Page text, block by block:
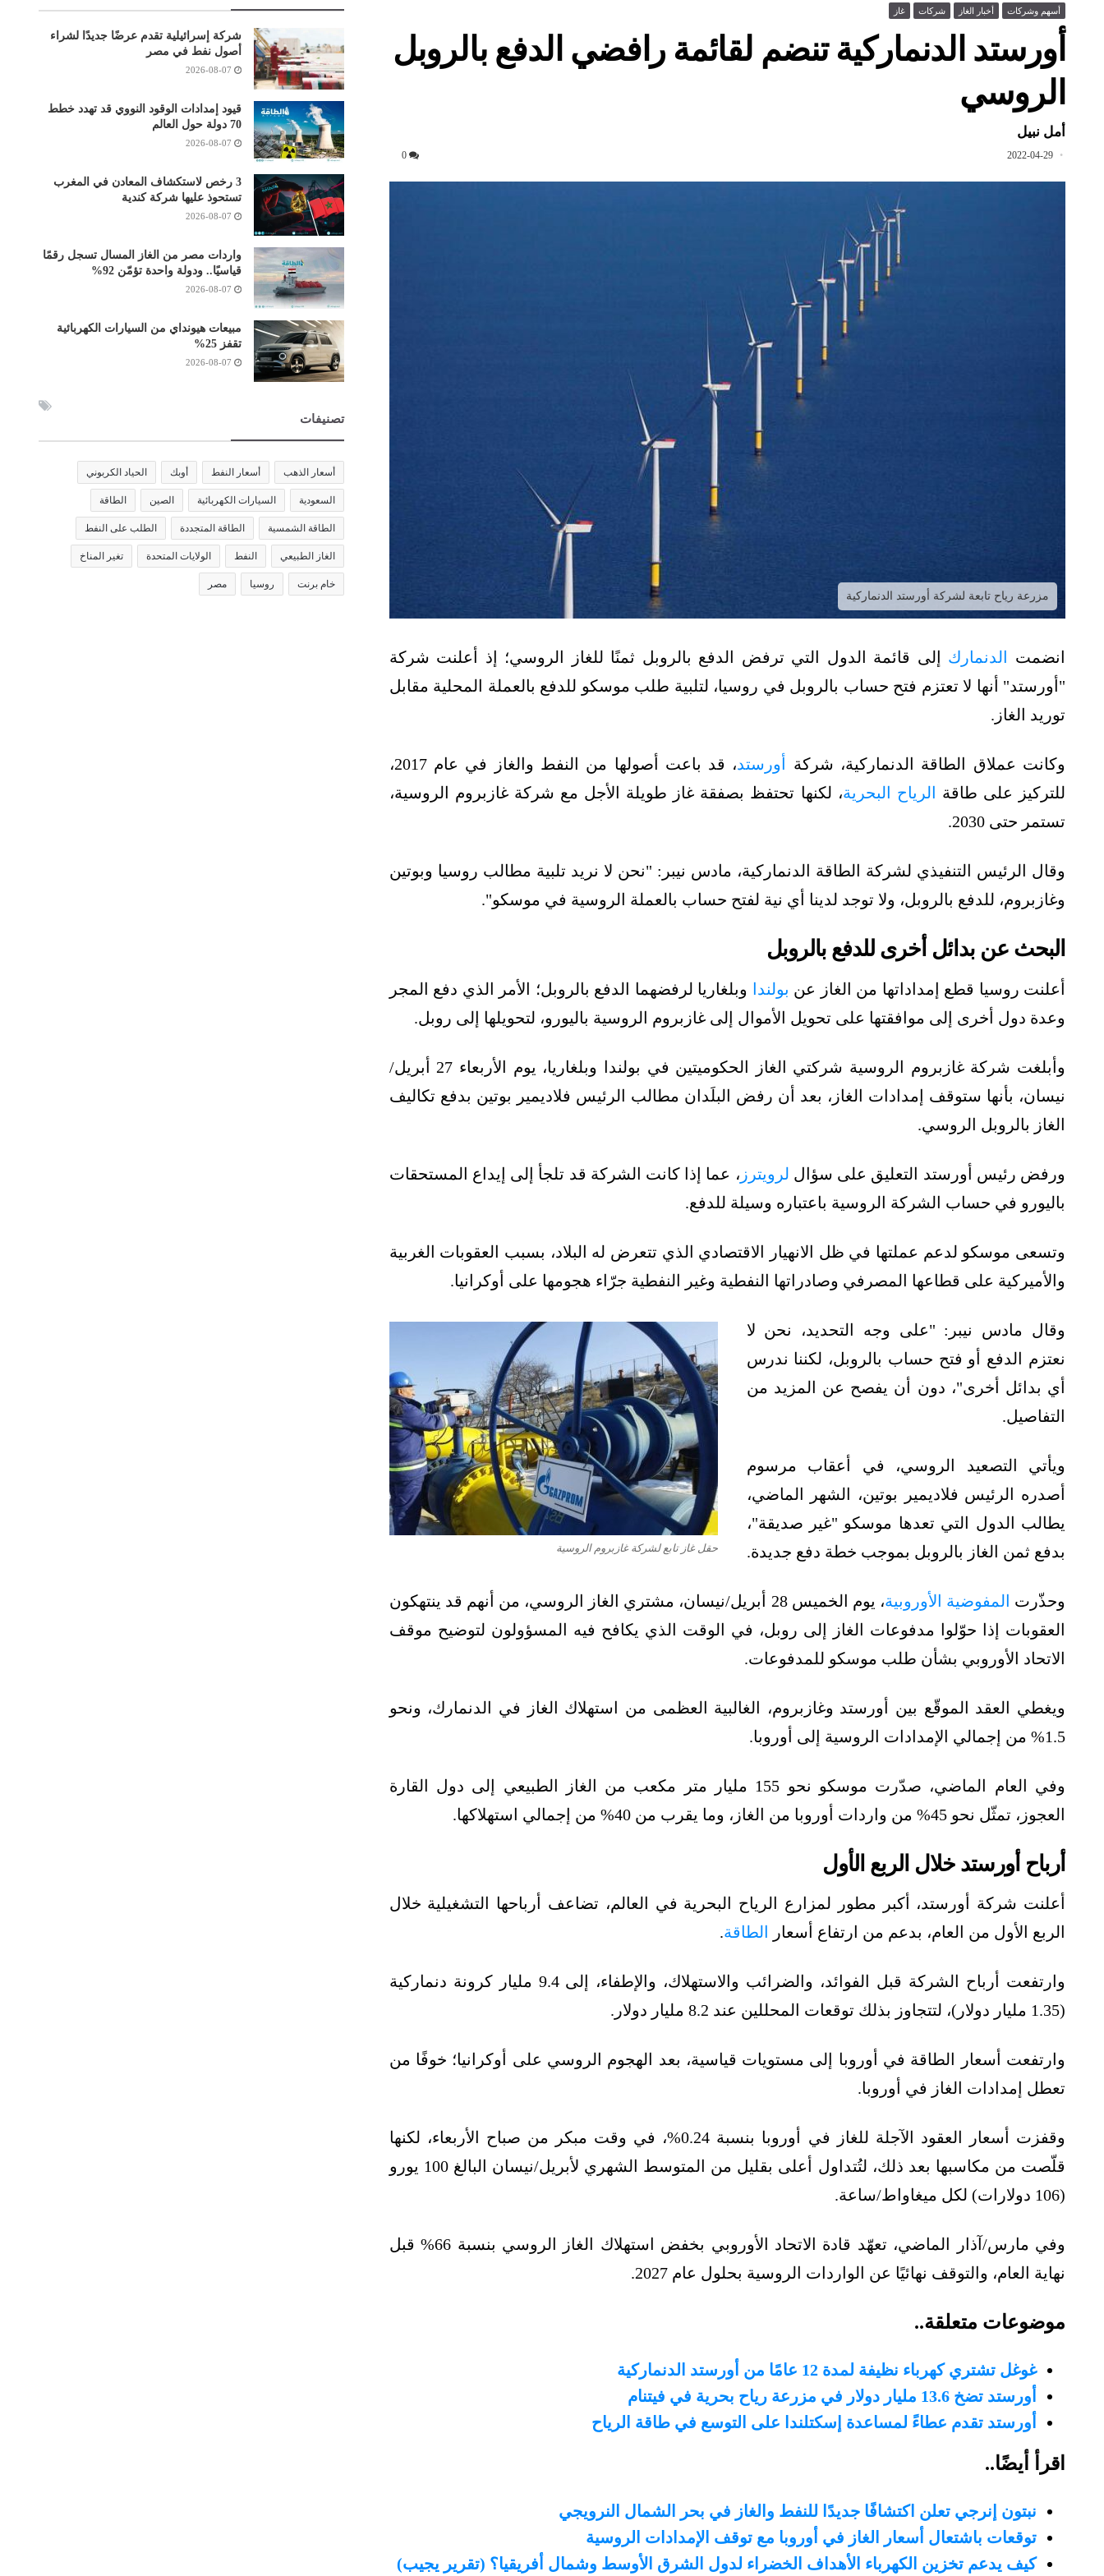
أسهم وشركات أخبار الغاز شركات غاز
أورستد الدنماركية تنضم لقائمة رافضي الدفع بالروبل
الروسي
أمل نبيل
2022-04-29
0
مزرعة رياح تابعة لشركة أورستد الدنماركية
انضمت الدنمارك إلى قائمة الدول التي ترفض الدفع بالروبل ثمنًا للغاز الروسي؛ إذ أعلنت شركة
"أورستد" أنها لا تعتزم فتح حساب بالروبل في روسيا، لتلبية طلب موسكو للدفع بالعملة المحلية مقابل
توريد الغاز.
وكانت عملاق الطاقة الدنماركية، شركة أورستد
، قد باعت أصولها من النفط والغاز في عام 2017،
للتركيز على طاقة
الرياح البحرية، لكنها تحتفظ بصفقة غاز طويلة الأجل مع شركة غازبروم الروسية،
تستمر حتى 2030.
وقال الرئيس التنفيذي لشركة الطاقة الدنماركية، مادس نيبر: "نحن لا نريد تلبية مطالب روسيا وبوتين
وغازبروم، للدفع بالروبل، ولا توجد لدينا أي نية لفتح حساب بالعملة الروسية في موسكو".
البحث عن بدائل أخرى للدفع بالروبل
أعلنت روسيا قطع إمداداتها من الغاز عن بولندا
وبلغاريا لرفضهما الدفع بالروبل؛ الأمر الذي دفع المجر
وعدة دول أخرى إلى موافقتها على تحويل الأموال إلى غازبروم الروسية باليورو، لتحويلها إلى روبل.
وأبلغت شركة غازبروم الروسية شركتي الغاز الحكوميتين في بولندا وبلغاريا، يوم الأربعاء 27 أبريل/
نيسان، بأنها ستوقف إمدادات الغاز، بعد أن رفض البلَدان مطالب الرئيس فلاديمير بوتين بدفع تكاليف
الغاز بالروبل الروسي.
ورفض رئيس أورستد التعليق على سؤال لرويترز ، عما إذا كانت الشركة قد تلجأ إلى إيداع المستحقات
باليورو في حساب الشركة الروسية باعتباره وسيلة للدفع.
وتسعى موسكو لدعم عملتها في ظل الانهيار الاقتصادي الذي تتعرض له البلاد، بسبب العقوبات الغربية
والأميركية على قطاعها المصرفي وصادراتها النفطية وغير النفطية جرّاء هجومها على أوكرانيا.
حقل غاز تابع لشركة غازبروم الروسية
وقال مادس نيبر: "على وجه التحديد، نحن لا
نعتزم الدفع أو فتح حساب بالروبل، لكننا ندرس
أي بدائل أخرى"، دون أن يفصح عن المزيد من
التفاصيل.
ويأتي التصعيد الروسي، في أعقاب مرسوم
أصدره الرئيس فلاديمير بوتين، الشهر الماضي،
يطالب الدول التي تعدها موسكو "غير صديقة"،
بدفع ثمن الغاز بالروبل بموجب خطة دفع جديدة.
وحذّرت المفوضية الأوروبية
، يوم الخميس 28 أبريل/نيسان، مشتري الغاز الروسي، من أنهم قد ينتهكون
العقوبات إذا حوّلوا مدفوعات الغاز إلى روبل، في الوقت الذي يكافح فيه المسؤولون لتوضيح موقف
الاتحاد الأوروبي بشأن طلب موسكو للمدفوعات.
ويغطي العقد الموقّع بين أورستد وغازبروم، الغالبية العظمى من استهلاك الغاز في الدنمارك، ونحو
1.5% من إجمالي الإمدادات الروسية إلى أوروبا.
وفي العام الماضي، صدّرت موسكو نحو 155 مليار متر مكعب من الغاز الطبيعي إلى دول القارة
العجوز، تمثّل نحو 45% من واردات أوروبا من الغاز، وما يقرب من 40% من إجمالي استهلاكها.
أرباح أورستد خلال الربع الأول
أعلنت شركة أورستد، أكبر مطور لمزارع الرياح البحرية في العالم، تضاعف أرباحها التشغيلية خلال
الربع الأول من العام، بدعم من ارتفاع أسعار
الطاقة.
وارتفعت أرباح الشركة قبل الفوائد، والضرائب والاستهلاك، والإطفاء، إلى 9.4 مليار كرونة دنماركية
(1.35 مليار دولار)، لتتجاوز بذلك توقعات المحللين عند 8.2 مليار دولار.
وارتفعت أسعار الطاقة في أوروبا إلى مستويات قياسية، بعد الهجوم الروسي على أوكرانيا؛ خوفًا من
تعطل إمدادات الغاز في أوروبا.
وقفزت أسعار العقود الآجلة للغاز في أوروبا بنسبة 0.24%، في وقت مبكر من صباح الأربعاء، لكنها
قلّصت من مكاسبها بعد ذلك، لتُتداول أعلى بقليل من المتوسط الشهري لأبريل/نيسان البالغ 100 يورو
(106 دولارات) لكل ميغاواط/ساعة.
وفي مارس/آذار الماضي، تعهّد قادة الاتحاد الأوروبي بخفض استهلاك الغاز الروسي بنسبة 66% قبل
نهاية العام، والتوقف نهائيًا عن الواردات الروسية بحلول عام 2027.
موضوعات متعلقة..
غوغل تشتري كهرباء نظيفة لمدة 12 عامًا من أورستد الدنماركية
أورستد تضخ 13.6 مليار دولار في مزرعة رياح بحرية في فيتنام
أورستد تقدم عطاءً لمساعدة إسكتلندا على التوسع في طاقة الرياح
اقرأ أيضًا..
نبتون إنرجي تعلن اكتشافًا جديدًا للنفط والغاز في بحر الشمال النرويجي
توقعات باشتعال أسعار الغاز في أوروبا مع توقف الإمدادات الروسية
كيف يدعم تخزين الكهرباء الأهداف الخضراء لدول الشرق الأوسط وشمال أفريقيا؟ (تقرير يجيب)
شركة إسرائيلية تقدم عرضًا جديدًا لشراء
أصول نفط في مصر
2026-08-07
قيود إمدادات الوقود النووي قد تهدد خطط
70 دولة حول العالم
2026-08-07
3 رخص لاستكشاف المعادن في المغرب
تستحوذ عليها شركة كندية
2026-08-07
واردات مصر من الغاز المسال تسجل رقمًا
قياسيًا.. ودولة واحدة تؤمّن 92%
2026-08-07
مبيعات هيونداي من السيارات الكهربائية
تقفز 25%
2026-08-07
تصنيفات
أسعار الذهب أسعار النفط أوبك الحياد الكربوني
السعودية السيارات الكهربائية الصين الطاقة
الطاقة الشمسية الطاقة المتجددة الطلب على النفط
الغاز الطبيعي النفط الولايات المتحدة تغير المناخ
خام برنت روسيا مصر